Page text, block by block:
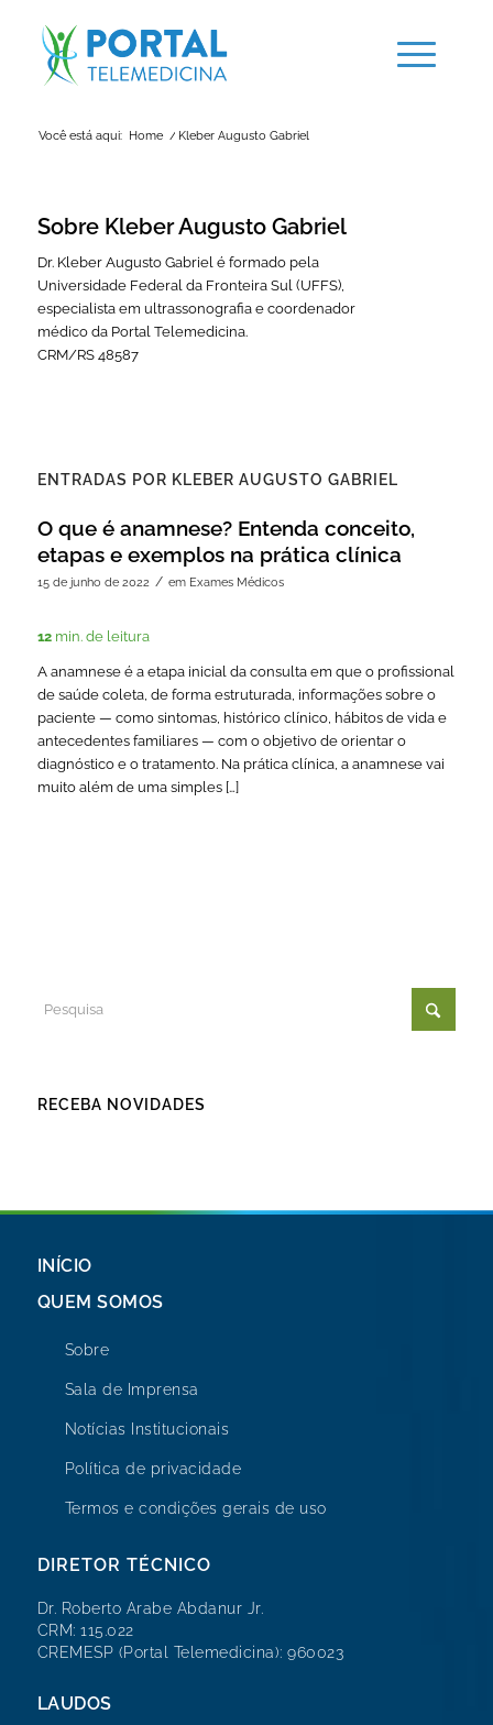
Você está aqui: Home / Kleber Augusto Gabriel
Sobre Kleber Augusto Gabriel
Dr. Kleber Augusto Gabriel é formado pela
Universidade Federal da Fronteira Sul (UFFS),
especialista em ultrassonografia e coordenador
médico da Portal Telemedicina.
CRM/RS 48587
ENTRADAS POR KLEBER AUGUSTO GABRIEL
O que é anamnese? Entenda conceito,
etapas e exemplos na prática clínica
15 de junho de 2022 / em Exames Médicos
12 min. de leitura
A anamnese é a etapa inicial da consulta em que o profissional
de saúde coleta, de forma estruturada, informações sobre o
paciente — como sintomas, histórico clínico, hábitos de vida e
antecedentes familiares — com o objetivo de orientar o
diagnóstico e o tratamento. Na prática clínica, a anamnese vai
muito além de uma simples […]
RECEBA NOVIDADES
INÍCIO
QUEM SOMOS
Sobre
Sala de Imprensa
Notícias Institucionais
Política de privacidade
Termos e condições gerais de uso
DIRETOR TÉCNICO
Dr. Roberto Arabe Abdanur Jr.
CRM: 115.022
CREMESP (Portal Telemedicina): 960023
LAUDOS